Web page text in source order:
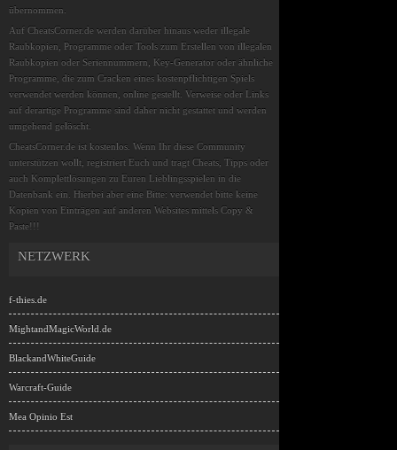
übernommen.
Auf CheatsCorner.de werden darüber hinaus weder illegale
Raubkopien, Programme oder Tools zum Erstellen von illegalen
Raubkopien oder Seriennummern, Key-Generator oder ähnliche
Programme, die zum Cracken eines kostenpflichtigen Spiels
verwendet werden können, online gestellt. Verweise oder Links
auf derartige Programme sind daher nicht gestattet und werden
umgehend gelöscht.
CheatsCorner.de ist kostenlos. Wenn Ihr diese Community
unterstützen wollt, registriert Euch und tragt Cheats, Tipps oder
auch Komplettlösungen zu Euren Lieblingsspielen in die
Datenbank ein. Hierbei aber eine Bitte: verwendet bitte keine
Kopien von Einträgen auf anderen Websites mittels Copy &
Paste!!!
NETZWERK
f-thies.de
MightandMagicWorld.de
BlackandWhiteGuide
Warcraft-Guide
Mea Opinio Est